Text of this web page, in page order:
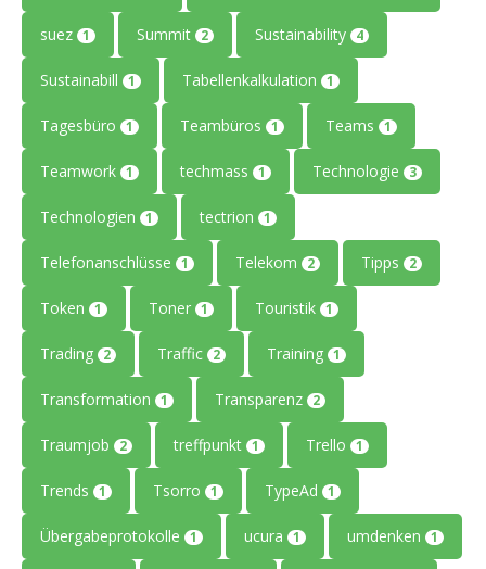
suez 1 Summit 2 Sustainability 4
Sustainabill 1 Tabellenkalkulation 1
Tagesbüro 1 Teambüros 1 Teams 1
Teamwork 1 techmass 1 Technologie 3
Technologien 1 tectrion 1
Telefonanschlüsse 1 Telekom 2 Tipps 2
Token 1 Toner 1 Touristik 1
Trading 2 Traffic 2 Training 1
Transformation 1 Transparenz 2
Traumjob 2 treffpunkt 1 Trello 1
Trends 1 Tsorro 1 TypeAd 1
Übergabeprotokolle 1 ucura 1 umdenken 1